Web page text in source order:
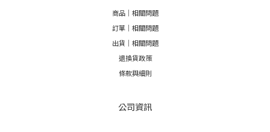
商品｜相關問題
訂單｜相關問題
出貨｜相關問題
退換貨政策
條款與細則
公司資訊